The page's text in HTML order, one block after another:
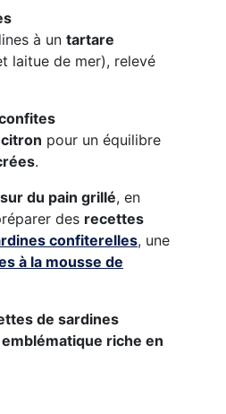
à un tartare
laitue de mer), relevé
pour un équilibre
.
sur du pain grillé, en
des recettes
confiterelles, une
à la mousse de
de sardines
riche en